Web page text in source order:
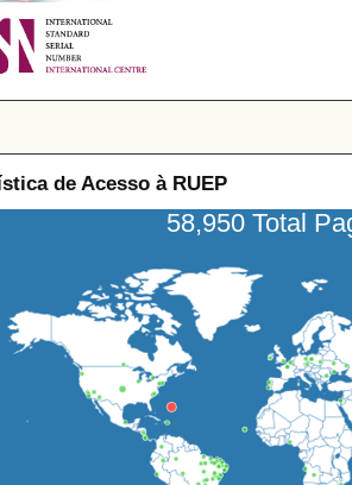
de Acesso à RUEP
58,950 Total